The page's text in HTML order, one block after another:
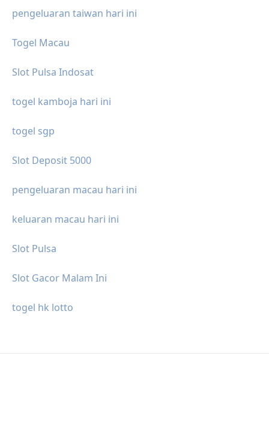
pengeluaran taiwan hari ini
Togel Macau
Slot Pulsa Indosat
togel kamboja hari ini
togel sgp
Slot Deposit 5000
pengeluaran macau hari ini
keluaran macau hari ini
Slot Pulsa
Slot Gacor Malam Ini
togel hk lotto